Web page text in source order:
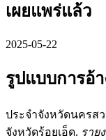
เผยแพร่แล้ว
2025-05-22
รูปแบบการอ้า
ประจำจังหวัดนครส
จังหวัดร้อยเอ็ด. ราย